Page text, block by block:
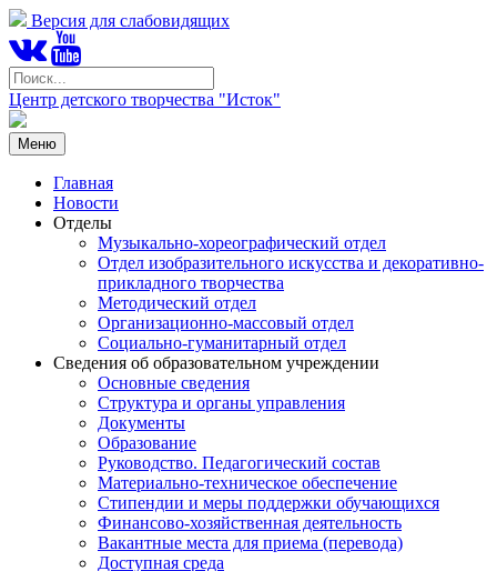
Версия для слабовидящих
Центр детского творчества "Исток"
Меню
Главная
Новости
Отделы
Музыкально-хореографический отдел
Отдел изобразительного искусства и декоративно-
прикладного творчества
Методический отдел
Организационно-массовый отдел
Социально-гуманитарный отдел
Сведения об образовательном учреждении
Основные сведения
Структура и органы управления
Документы
Образование
Руководство. Педагогический состав
Материально-техническое обеспечение
Стипендии и меры поддержки обучающихся
Финансово-хозяйственная деятельность
Вакантные места для приема (перевода)
Доступная среда